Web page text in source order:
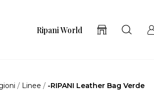
Ripani World
/ Linee / -RIPANI Leather Bag Verde